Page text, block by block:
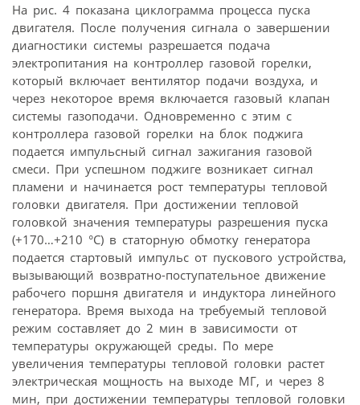
На рис. 4 показана циклограмма процесса пуска
двигателя. После получения сигнала о завершении
диагностики системы разрешается подача
электропитания на контроллер газовой горелки,
который включает вентилятор подачи воздуха, и
через некоторое время включается газовый клапан
системы газо­подачи. Одновременно с этим с
контроллера газовой горелки на блок поджига
подается импульсный сигнал зажигания газовой
смеси. При успешном поджиге возникает сигнал
пламени и начинается рост температуры тепловой
головки двигателя. При достижении тепловой
головкой значения температуры разрешения пуска
(+170…+210 °C) в статорную обмотку генератора
подается стартовый импульс от пускового устройства,
вызывающий возвратно-поступательное движение
рабочего поршня двигателя и индуктора линейного
генератора. Время выхода на требуемый тепловой
режим составляет до 2 мин в зависимости от
температуры окружающей среды. По мере
увеличения температуры тепловой головки растет
электрическая мощность на выходе МГ, и через 8
мин, при достижении температуры тепловой головки